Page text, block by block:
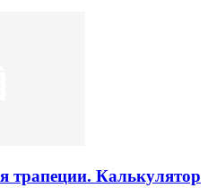
трапеции. Калькулятор